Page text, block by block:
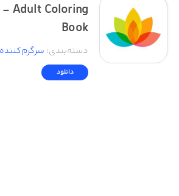
- Adult Coloring
Book
دسته‌بندی: سرگرم‌کننده
دانلود